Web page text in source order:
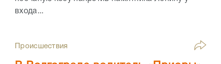
входа...
Происшествия